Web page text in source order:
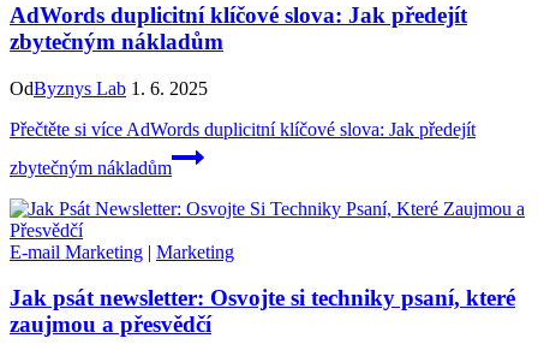
AdWords duplicitní klíčové slova: Jak předejít
zbytečným nákladům
OdByznys Lab 1. 6. 2025
Přečtěte si více AdWords duplicitní klíčové slova: Jak předejít
zbytečným nákladům
E-mail Marketing | Marketing
Jak psát newsletter: Osvojte si techniky psaní, které
zaujmou a přesvědčí